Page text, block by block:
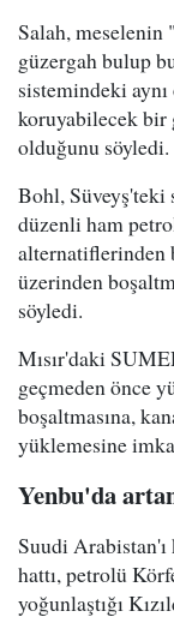
Salah, meselenin
güzergah bulup
sistemindeki
koruyabilecek bir
olduğunu söyledi.
Bohl, Süveyş'teki
düzenli ham
alternatiflerinden
üzerinden
söyledi.
Mısır'daki
geçmeden önce
boşaltmasına,
yüklemesine
Yenbu'da
Suudi Arabistan'ı
hattı, petrolü
yoğunlaştığı